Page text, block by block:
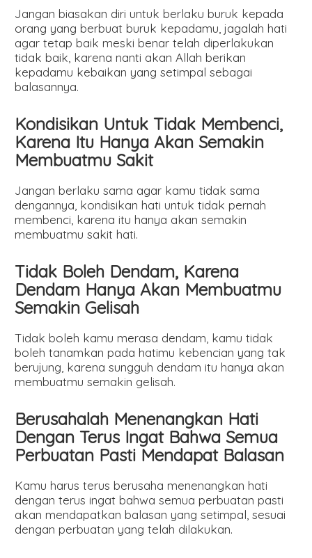
Jangan biasakan diri untuk berlaku buruk kepada
orang yang berbuat buruk kepadamu, jagalah hati
agar tetap baik meski benar telah diperlakukan
tidak baik, karena nanti akan Allah berikan
kepadamu kebaikan yang setimpal sebagai
balasannya.
Kondisikan Untuk Tidak Membenci,
Karena Itu Hanya Akan Semakin
Membuatmu Sakit
Jangan berlaku sama agar kamu tidak sama
dengannya, kondisikan hati untuk tidak pernah
membenci, karena itu hanya akan semakin
membuatmu sakit hati.
Tidak Boleh Dendam, Karena
Dendam Hanya Akan Membuatmu
Semakin Gelisah
Tidak boleh kamu merasa dendam, kamu tidak
boleh tanamkan pada hatimu kebencian yang tak
berujung, karena sungguh dendam itu hanya akan
membuatmu semakin gelisah.
Berusahalah Menenangkan Hati
Dengan Terus Ingat Bahwa Semua
Perbuatan Pasti Mendapat Balasan
Kamu harus terus berusaha menenangkan hati
dengan terus ingat bahwa semua perbuatan pasti
akan mendapatkan balasan yang setimpal, sesuai
dengan perbuatan yang telah dilakukan.